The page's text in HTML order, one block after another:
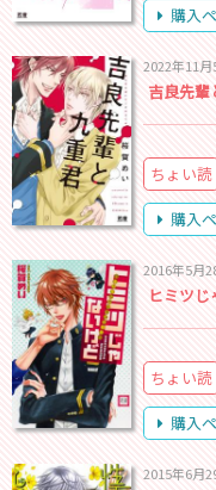
購入
2022年11月
吉良先輩
ちょい読
購入
2016年5月
ヒミツ
ちょい読
購入
2015年6月